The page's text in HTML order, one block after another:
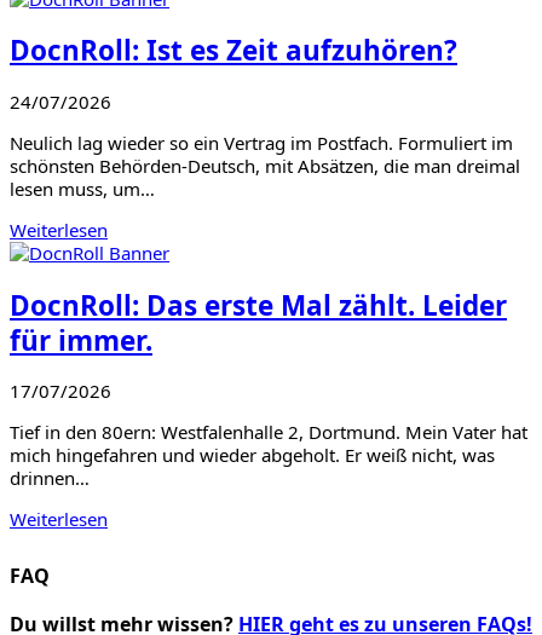
DocnRoll: Ist es Zeit aufzuhören?
24/07/2026
Neulich lag wieder so ein Vertrag im Postfach. Formuliert im
schönsten Behörden-Deutsch, mit Absätzen, die man dreimal
lesen muss, um…
Weiterlesen
DocnRoll: Das erste Mal zählt. Leider
für immer.
17/07/2026
Tief in den 80ern: Westfalenhalle 2, Dortmund. Mein Vater hat
mich hingefahren und wieder abgeholt. Er weiß nicht, was
drinnen…
Weiterlesen
FAQ
Du willst mehr wissen? HIER geht es zu unseren FAQs!